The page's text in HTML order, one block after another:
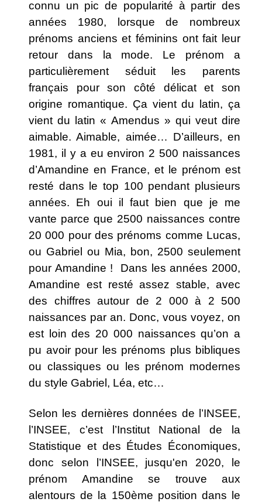
connu un pic de popularité à partir des
années 1980, lorsque de nombreux
prénoms anciens et féminins ont fait leur
retour dans la mode. Le prénom a
particulièrement séduit les parents
français pour son côté délicat et son
origine romantique. Ça vient du latin, ça
vient du latin « Amendus » qui veut dire
aimable. Aimable, aimée… D’ailleurs, en
1981, il y a eu environ 2 500 naissances
d’Amandine en France, et le prénom est
resté dans le top 100 pendant plusieurs
années. Eh oui il faut bien que je me
vante parce que 2500 naissances contre
20 000 pour des prénoms comme Lucas,
ou Gabriel ou Mia, bon, 2500 seulement
pour Amandine ! Dans les années 2000,
Amandine est resté assez stable, avec
des chiffres autour de 2 000 à 2 500
naissances par an. Donc, vous voyez, on
est loin des 20 000 naissances qu’on a
pu avoir pour les prénoms plus bibliques
ou classiques ou les prénom modernes
du style Gabriel, Léa, etc…
Selon les dernières données de l’INSEE,
l’INSEE, c’est l’Institut National de la
Statistique et des Études Économiques,
donc selon l’INSEE, jusqu'en 2020, le
prénom Amandine se trouve aux
alentours de la 150ème position dans le